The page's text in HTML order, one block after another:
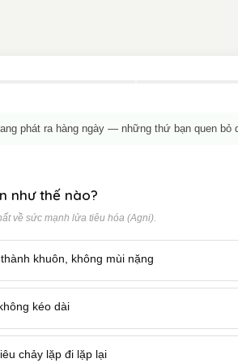
phát ra hàng ngày — những thứ bạn quen bỏ
như thế nào?
về sức mạnh lửa tiêu hóa (Agni).
khuôn, không mùi nặng
kéo dài
chảy lặp đi lặp lại